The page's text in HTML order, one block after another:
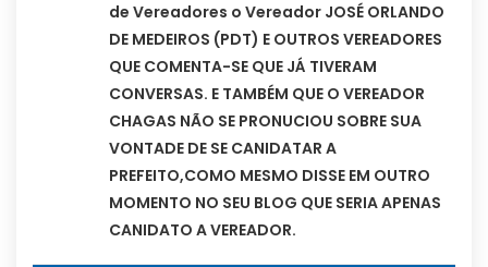
de Vereadores o Vereador JOSÉ ORLANDO
DE MEDEIROS (PDT) E OUTROS VEREADORES
QUE COMENTA-SE QUE JÁ TIVERAM
CONVERSAS. E TAMBÉM QUE O VEREADOR
CHAGAS NÃO SE PRONUCIOU SOBRE SUA
VONTADE DE SE CANIDATAR A
PREFEITO,COMO MESMO DISSE EM OUTRO
MOMENTO NO SEU BLOG QUE SERIA APENAS
CANIDATO A VEREADOR.